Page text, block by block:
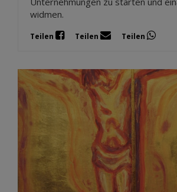
widmen.
Teilen Teilen Teilen